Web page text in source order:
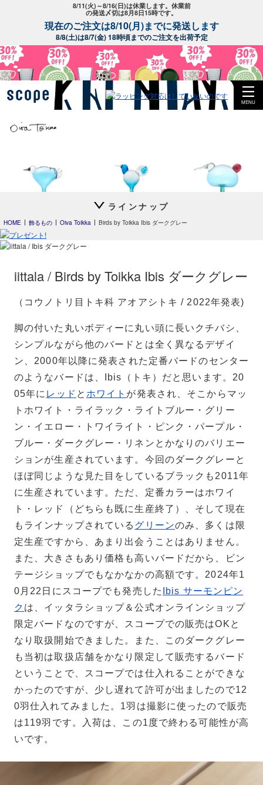
8/11(火)～8/16(日)は休業します。休業前
の発送〆切は8月8日15時です。
現在のご注文は8/10(月)までに発送します
8/8(土)は8/7(金) 18時頃までのご注文を出荷予定
MENU
ー
Anoターコイズ
Annual Bird 2023
Annual Bird 2022
Crake copper
ラインナップ
HOME 飾るもの Oiva Toikka Birds by Toikka Ibis ダークグレー
iittala / Birds by Toikka Ibis ダークグレー
（コウノトリ目トキ科 アオアシトキ / 2022年発表)
脚の付いた丸いボディーに丸い頭に長いクチバシ、
シンプルながら他のバードとは全く異なるデザイ
ン、2000年以降に発表された定番バードのセンター
のようなバードは、Ibis（トキ）だと思います。20
05年に レッド と ホワイト が発表され、そこからマッ
トホワイト・ライラック・ライトブルー・グリー
ン・イエロー・トワイライト・ピンク・パープル・
ブルー・ダークグレー・リネンとかなりのバリエー
ションが生産されています。今回のダークグレーと
ほぼ同じような見た目をしているブラックも2011年
に生産されています。ただ、定番カラーはホワイ
ト・レッド（どちらも既に生産終了）、そして現在
もラインナップされている グリーンのみ、多くは限
定生産ですから、あまり出会うことはありません。
また、大きさもあり価格も高いバードだから、ビン
テージショップでもなかなかの高額です。2024年1
0月22日にスコープでも発売した Ibis サーモンピン
ク は、イッタラショップ＆公式オンラインショップ
限定バードなのですが、スコープでの販売はOKと
なり取扱開始できました。また、このダークグレー
も当初は取扱店舗をかなり限定して販売するバード
ということで、スコープでは仕入れることができな
かったのですが、少し遅れて許可が出ましたので12
0羽仕入れてみました。1羽は撮影に使ったので販売
は119羽です。入荷は、この1度で終わる可能性が高
いです。